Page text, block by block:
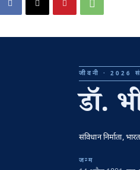
जीवनी · 2026
डॉ.
संविधान निर्माता,
जन्म